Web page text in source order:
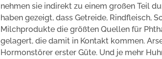
nehmen sie indirekt zu einem großen Teil
haben gezeigt, dass Getreide, Rindfleisch,
Milchprodukte die größten Quellen für
gelagert, die damit in Kontakt kommen.
Hormonstörer erster Güte. Und je mehr